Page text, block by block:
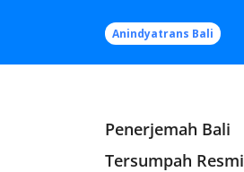
Anindyatrans Bali
Penerjemah Bali
Tersumpah Resmi